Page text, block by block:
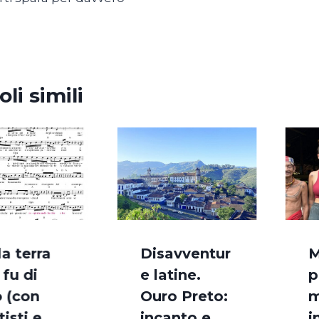
simili
terra
fu di
(con
Disavventur
e latine.
Ouro Preto: